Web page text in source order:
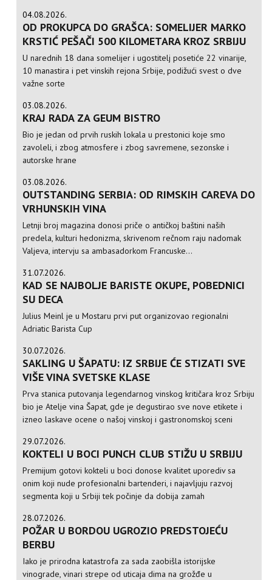
04.08.2026.
OD PROKUPCA DO GRAŠCA: SOMELIJER MARKO
KRSTIĆ PEŠAČI 500 KILOMETARA KROZ SRBIJU
U narednih 18 dana somelijer i ugostitelj posetiće 22 vinarije,
10 manastira i pet vinskih rejona Srbije, podižući svest o dve
važne sorte
03.08.2026.
KRAJ RADA ZA GEUM BISTRO
Bio je jedan od prvih ruskih lokala u prestonici koje smo
zavoleli, i zbog atmosfere i zbog savremene, sezonske i
autorske hrane
03.08.2026.
OUTSTANDING SERBIA: OD RIMSKIH CAREVA DO
VRHUNSKIH VINA
Letnji broj magazina donosi priče o antičkoj baštini naših
predela, kulturi hedonizma, skrivenom rečnom raju nadomak
Valjeva, intervju sa ambasadorkom Francuske...
31.07.2026.
KAD SE NAJBOLJE BARISTE OKUPE, POBEDNICI
SU DECA
Julius Meinl je u Mostaru prvi put organizovao regionalni
Adriatic Barista Cup
30.07.2026.
SAKLING U ŠAPATU: IZ SRBIJE ĆE STIZATI SVE
VIŠE VINA SVETSKE KLASE
Prva stanica putovanja legendarnog vinskog kritičara kroz Srbiju
bio je Atelje vina Šapat, gde je degustirao sve nove etikete i
izneo laskave ocene o našoj vinskoj i gastronomskoj sceni
29.07.2026.
KOKTELI U BOCI PUNCH CLUB STIŽU U SRBIJU
Premijum gotovi kokteli u boci donose kvalitet uporediv sa
onim koji nude profesionalni bartenderi, i najavljuju razvoj
segmenta koji u Srbiji tek počinje da dobija zamah
28.07.2026.
POŽAR U BORDOU UGROZIO PREDSTOJEĆU
BERBU
Iako je prirodna katastrofa za sada zaobišla istorijske
vinograde, vinari strepe od uticaja dima na grožđe u